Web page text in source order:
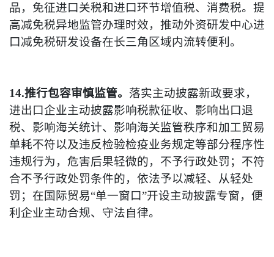
品，免征进口关税和进口环节增值税、消费税。提
高减免税异地监管办理时效，推动外资研发中心进
口减免税研发设备在长三角区域内流转便利。
14.推行包容审慎监管。 落实主动披露新政要求，
进出口企业主动披露影响税款征收、影响出口退
税、影响海关统计、影响海关监管秩序和加工贸易
单耗不符以及违反检验检疫业务规定等部分程序性
违规行为，危害后果轻微的，不予行政处罚；不符
合不予行政处罚条件的，依法予以减轻、从轻处
罚；在国际贸易“单一窗口”开设主动披露专窗，便
利企业主动合规、守法自律。